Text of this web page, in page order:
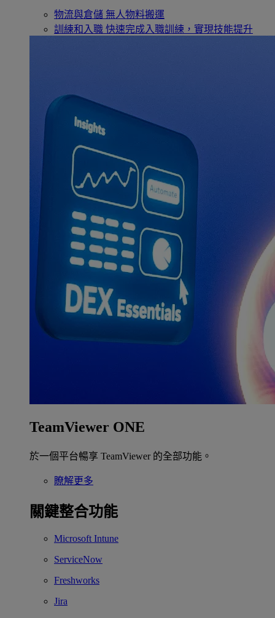
物流與倉儲 無人物料搬運
訓練和入職 快速完成入職訓練，實現技能提升
TeamViewer ONE
於一個平台暢享 TeamViewer 的全部功能。
瞭解更多
關鍵整合功能
Microsoft Intune
ServiceNow
Freshworks
Jira